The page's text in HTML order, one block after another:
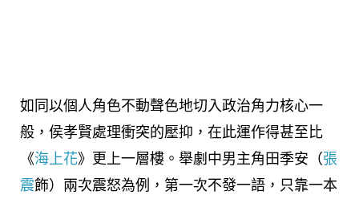
如同以個人角色不動聲色地切入政治角力核心一
般，侯孝賢處理衝突的壓抑，在此運作得甚至比
《海上花》更上一層樓。舉劇中男主角田季安（張
震飾）兩次震怒為例，第一次不發一語，只靠一本